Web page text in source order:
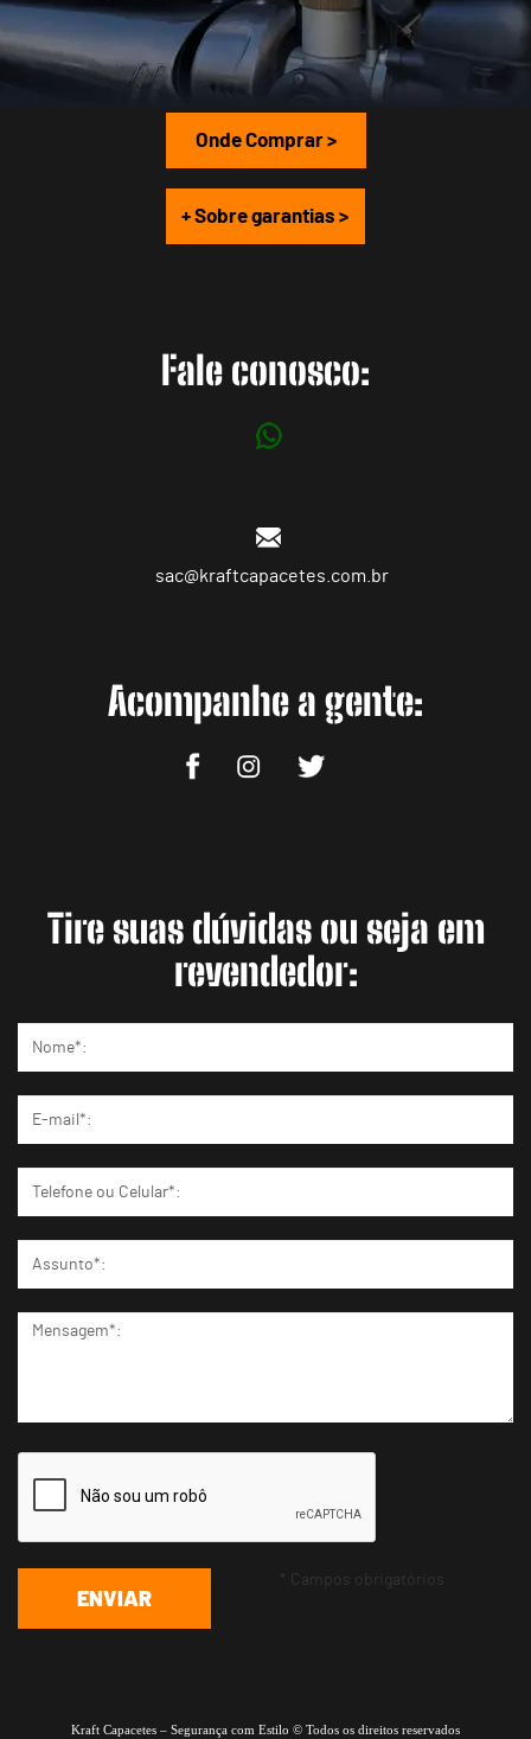
Onde Comprar >
+ Sobre garantias >
Fale conosco:
sac@kraftcapacetes.com.br
Acompanhe a gente:
Tire suas dúvidas ou seja em
revendedor:
* Campos obrigatórios
Kraft Capacetes – Segurança com Estilo © Todos os direitos reservados